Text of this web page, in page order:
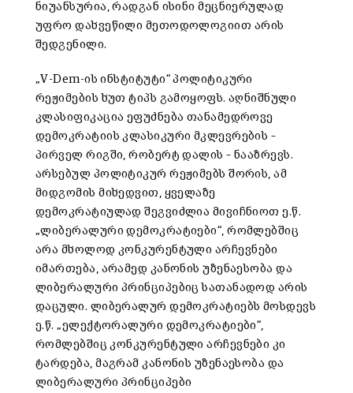
ნიუანსურია, რადგან ისინი მეცნიერულად
უფრო დახვეწილი მეთოდოლოგიით არის
შედგენილი.
„V-Dem-ის ინსტიტუტი“ პოლიტიკური
რეჟიმების ხუთ ტიპს გამოყოფს. აღნიშნული
კლასიფიკაცია ეფუძნება თანამედროვე
დემოკრატიის კლასიკური მკლევრების –
პირველ რიგში, რობერტ დალის – ნააზრევს.
არსებულ პოლიტიკურ რეჟიმებს შორის, ამ
მიდგომის მიხედვით, ყველაზე
დემოკრატიულად შეგვიძლია მივიჩნიოთ ე.წ.
„ლიბერალური დემოკრატიები“, რომლებშიც
არა მხოლოდ კონკურენტული არჩევნები
იმართება, არამედ კანონის უზენაესობა და
ლიბერალური პრინციპებიც სათანადოდ არის
დაცული. ლიბერალურ დემოკრატიებს მოსდევს
ე.წ. „ელექტორალური დემოკრატიები“,
რომლებშიც კონკურენტული არჩევნები კი
ტარდება, მაგრამ კანონის უზენაესობა და
ლიბერალური პრინციპები